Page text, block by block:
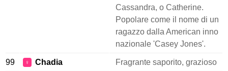
Cassandra, o Catherine.
Popolare come il nome di un
ragazzo dalla American inno
nazionale 'Casey Jones'.
99 ♀ Chadia Fragrante saporito, grazioso